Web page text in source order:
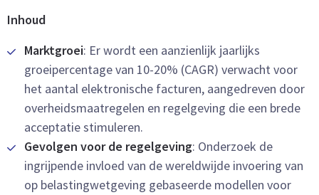
Inhoud
Marktgroei: Er wordt een aanzienlijk jaarlijks
groeipercentage van 10-20% (CAGR) verwacht voor
het aantal elektronische facturen, aangedreven door
overheidsmaatregelen en regelgeving die een brede
acceptatie stimuleren.
Gevolgen voor de regelgeving: Onderzoek de
ingrijpende invloed van de wereldwijde invoering van
op belastingwetgeving gebaseerde modellen voor